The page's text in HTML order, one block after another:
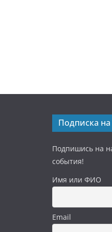
Подписка на
Подпишись на
события!
Имя или ФИО
Email